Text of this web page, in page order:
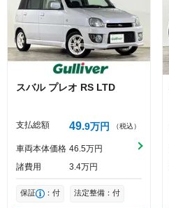
スバル プレオ RS LTD
支払総額 49 9万円 （税込）
車両本体価格 46 5万円
諸費用
3 4万円
保証 ：付 法定整備：付